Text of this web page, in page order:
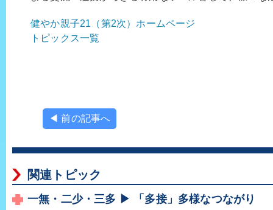
健やか親子21（第2次）ホームページ
トピックス一覧
◀ 前の記事へ
関連トピック
一無・二少・三多 ▶ 「多接」多様なつながり